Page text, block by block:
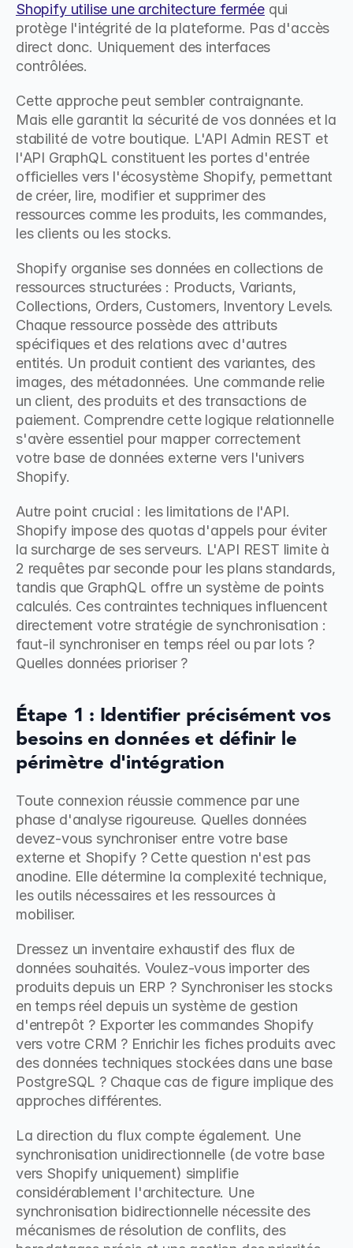
Shopify utilise une architecture fermée qui
protège l'intégrité de la plateforme. Pas d'accès
direct donc. Uniquement des interfaces
contrôlées.
Cette approche peut sembler contraignante.
Mais elle garantit la sécurité de vos données et la
stabilité de votre boutique. L'API Admin REST et
l'API GraphQL constituent les portes d'entrée
officielles vers l'écosystème Shopify, permettant
de créer, lire, modifier et supprimer des
ressources comme les produits, les commandes,
les clients ou les stocks.
Shopify organise ses données en collections de
ressources structurées : Products, Variants,
Collections, Orders, Customers, Inventory Levels.
Chaque ressource possède des attributs
spécifiques et des relations avec d'autres
entités. Un produit contient des variantes, des
images, des métadonnées. Une commande relie
un client, des produits et des transactions de
paiement. Comprendre cette logique relationnelle
s'avère essentiel pour mapper correctement
votre base de données externe vers l'univers
Shopify.
Autre point crucial : les limitations de l'API.
Shopify impose des quotas d'appels pour éviter
la surcharge de ses serveurs. L'API REST limite à
2 requêtes par seconde pour les plans standards,
tandis que GraphQL offre un système de points
calculés. Ces contraintes techniques influencent
directement votre stratégie de synchronisation :
faut-il synchroniser en temps réel ou par lots ?
Quelles données prioriser ?
Étape 1 : Identifier précisément vos
besoins en données et définir le
périmètre d'intégration
Toute connexion réussie commence par une
phase d'analyse rigoureuse. Quelles données
devez-vous synchroniser entre votre base
externe et Shopify ? Cette question n'est pas
anodine. Elle détermine la complexité technique,
les outils nécessaires et les ressources à
mobiliser.
Dressez un inventaire exhaustif des flux de
données souhaités. Voulez-vous importer des
produits depuis un ERP ? Synchroniser les stocks
en temps réel depuis un système de gestion
d'entrepôt ? Exporter les commandes Shopify
vers votre CRM ? Enrichir les fiches produits avec
des données techniques stockées dans une base
PostgreSQL ? Chaque cas de figure implique des
approches différentes.
La direction du flux compte également. Une
synchronisation unidirectionnelle (de votre base
vers Shopify uniquement) simplifie
considérablement l'architecture. Une
synchronisation bidirectionnelle nécessite des
mécanismes de résolution de conflits, des